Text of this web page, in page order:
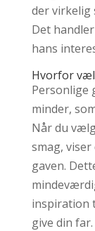
der virkelig
Det
hans
Hvorfor
Personlige
minder,
Når du
smag,
gaven.
inspiration
give din far.